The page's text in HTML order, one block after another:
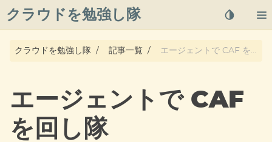
クラウドを勉強し隊
About
Qiita
プライバシーポリシー
クラウドを勉強し隊 記事一覧 エージェントで CAF を回し隊
エージェントで CAF
を回し隊